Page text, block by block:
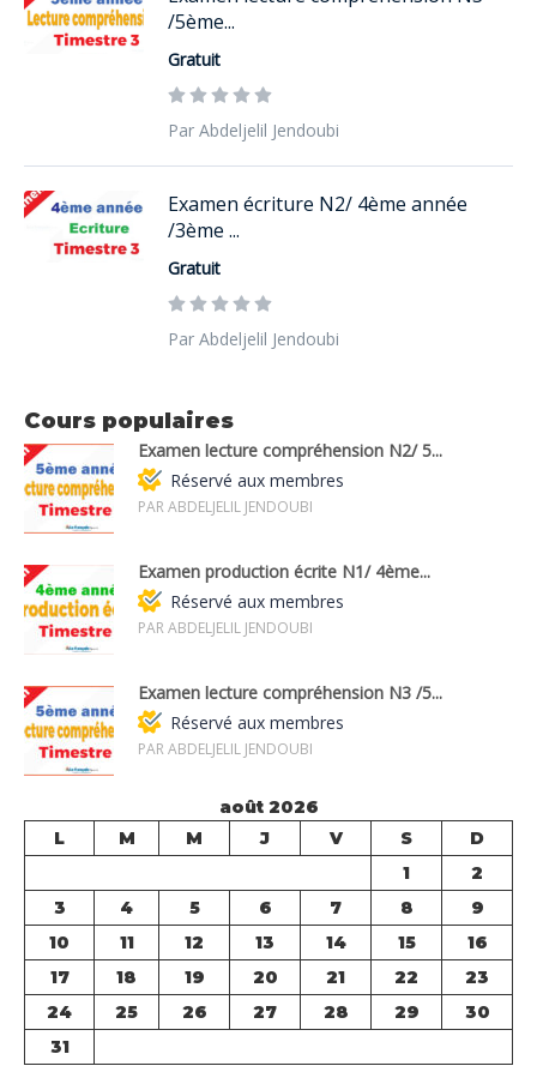
/5ème...
Gratuit
Par Abdeljelil Jendoubi
Examen écriture N2/ 4ème année
/3ème ...
Gratuit
Par Abdeljelil Jendoubi
Cours populaires
Examen lecture compréhension N2/ 5...
Réservé aux membres
PAR ABDELJELIL JENDOUBI
Examen production écrite N1/ 4ème...
Réservé aux membres
PAR ABDELJELIL JENDOUBI
Examen lecture compréhension N3 /5...
Réservé aux membres
PAR ABDELJELIL JENDOUBI
août 2026
L
M M J V S
D
1
2
3
4 5 6 7 8
9
10
11 12 13 14 15
16
17
18 19 20 21 22
23
24
25 26 27 28 29
30
31